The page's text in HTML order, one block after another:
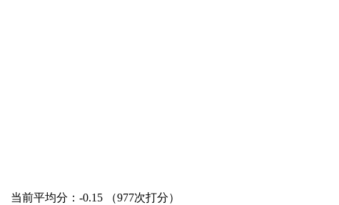
当前平均分： -0.15 （977次打分）